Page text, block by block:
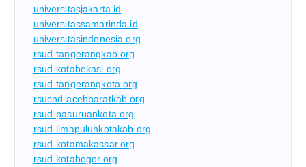
universitasjakarta.id
universitassamarinda.id
universitasindonesia.org
rsud-tangerangkab.org
rsud-kotabekasi.org
rsud-tangerangkota.org
rsucnd-acehbaratkab.org
rsud-pasuruankota.org
rsud-limapuluhkotakab.org
rsud-kotamakassar.org
rsud-kotabogor.org